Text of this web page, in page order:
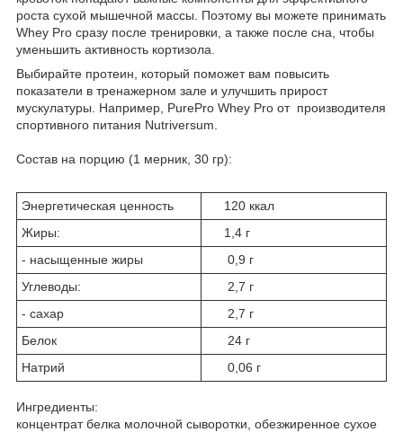
роста сухой мышечной массы. Поэтому вы можете принимать
Whey Pro сразу после тренировки, а также после сна, чтобы
уменьшить активность кортизола.
Выбирайте протеин, который поможет вам повысить
показатели в тренажерном зале и улучшить прирост
мускулатуры. Например, PurePro Whey Pro от производителя
спортивного питания Nutriversum.
Состав на порцию (1 мерник, 30 гр):
Энергетическая ценность
120 ккал
Жиры:
1,4 г
- насыщенные жиры
0,9 г
Углеводы:
2,7 г
- сахар
2,7 г
Белок
24 г
Натрий
0,06 г
Ингредиенты:
концентрат белка молочной сыворотки, обезжиренное сухое